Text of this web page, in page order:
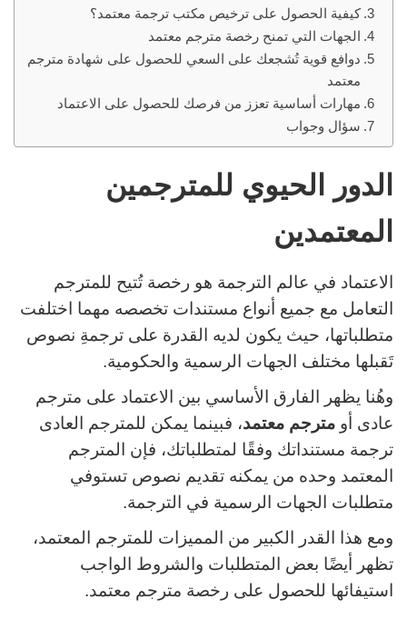
كيفية الحصول على ترخيص مكتب ترجمة معتمد؟
الجهات التي تمنح رخصة مترجم معتمد
دوافع قوية تُشجعك على السعي للحصول على شهادة مترجم
معتمد
مهارات أساسية تعزز من فرصك للحصول على الاعتماد
سؤال وجواب
الدور الحيوي للمترجمين
المعتمدين
الاعتماد في عالم الترجمة هو رخصة تُتيح للمترجم
التعامل مع جميع أنواع مستندات تخصصه مهما اختلفت
متطلباتها، حيث يكون لديه القدرة على ترجمةِ نصوص
تَقبلها مختلف الجهات الرسمية والحكومية.
وهُنا يظهر الفارق الأساسي بين الاعتماد على مترجم
عادى أو مترجم معتمد، فبينما يمكن للمترجم العادى
ترجمة مستنداتك وفقًا لمتطلباتك، فإن المترجم
المعتمد وحده من يمكنه تقديم نصوص تستوفي
متطلبات الجهات الرسمية في الترجمة.
ومع هذا القدر الكبير من المميزات للمترجم المعتمد،
تظهر أيضًا بعض المتطلبات والشروط الواجب
استيفائها للحصول على رخصة مترجم معتمد.